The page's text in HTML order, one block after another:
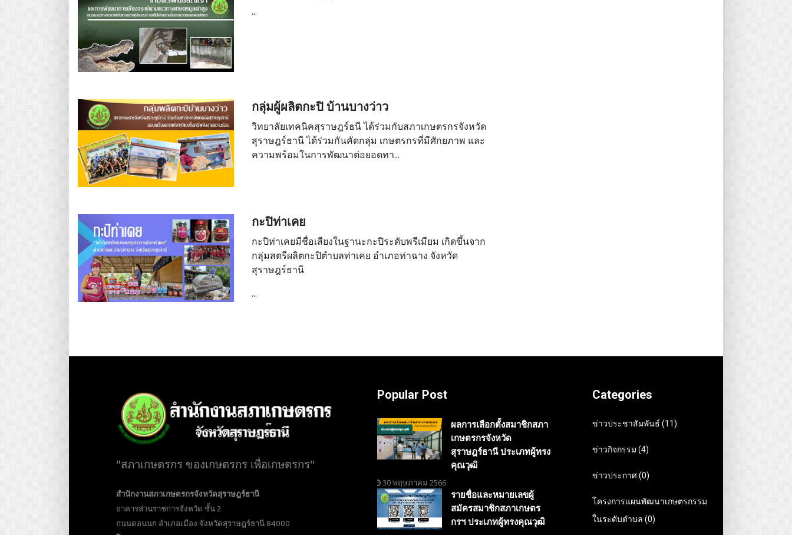
...
กลุ่มผู้ผลิตกะปิ บ้านบางว่าว
วิทยาลัยเทคนิคสุราษฎร์ธนี ได้ร่วมกับสภาเกษตรกรจังหวัด
สุราษฎร์ธานี ได้ร่วมกันคัดกลุ่ม เกษตรกรที่มีศักยภาพ และ
ความพร้อมในการพัฒนาต่อยอดทา...
กะปิท่าเคย
กะปิท่าเคยมีชื่อเสียงในฐานะกะปิระดับพรีเมียม เกิดขึ้นจาก
กลุ่มสตรีผลิตกะปิตำบลท่าเคย อำเภอท่าฉาง จังหวัด
สุราษฎร์ธานี
...
"สภาเกษตรกร ของเกษตรกร เพื่อเกษตรกร"
สำนักงานสภาเกษตรกรจังหวัดสุราษฎร์ธานี
อาคารส่วนราชการจังหวัด ชั้น 2
ถนนดอนนก อำเภอเมือง จังหวัดสุราษฎร์ธานี 84000
Popular Post
ผลการเลือกตั้งสมาชิกสภา
เกษตรกรจังหวัด
สุราษฎร์ธานี ประเภทผู้ทรง
คุณวุฒิ
30 พฤษภาคม 2566
รายชื่อและหมายเลขผู้
สมัครสมาชิกสภาเกษตร
กรฯ ประเภทผู้ทรงคุณวุฒิ
Categories
ข่าวประชาสัมพันธ์ (11)
ข่าวกิจกรรม (4)
ข่าวประกาศ (0)
โครงการแผนพัฒนาเกษตรกรรม
ในระดับตำบล (0)